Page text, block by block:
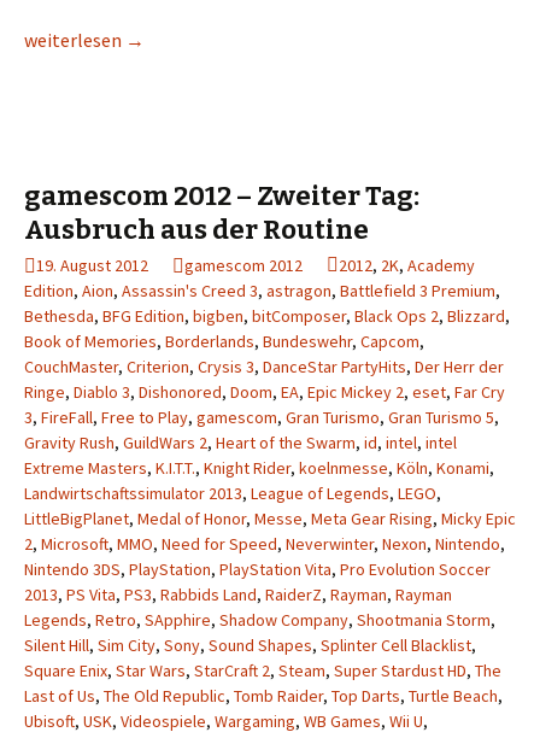
gamescom 2012 – Final Day: RAW UNBLOGGED STUFF Vol. 3
weiterlesen →
gamescom 2012 – Zweiter Tag:
Ausbruch aus der Routine
19. August 2012 gamescom 2012 2012, 2K, Academy
Edition, Aion, Assassin's Creed 3, astragon, Battlefield 3 Premium,
Bethesda, BFG Edition, bigben, bitComposer, Black Ops 2, Blizzard,
Book of Memories, Borderlands, Bundeswehr, Capcom,
CouchMaster, Criterion, Crysis 3, DanceStar PartyHits, Der Herr der
Ringe, Diablo 3, Dishonored, Doom, EA, Epic Mickey 2, eset, Far Cry
3, FireFall, Free to Play, gamescom, Gran Turismo, Gran Turismo 5,
Gravity Rush, GuildWars 2, Heart of the Swarm, id, intel, intel
Extreme Masters, K.I.T.T., Knight Rider, koelnmesse, Köln, Konami,
Landwirtschaftssimulator 2013, League of Legends, LEGO,
LittleBigPlanet, Medal of Honor, Messe, Meta Gear Rising, Micky Epic
2, Microsoft, MMO, Need for Speed, Neverwinter, Nexon, Nintendo,
Nintendo 3DS, PlayStation, PlayStation Vita, Pro Evolution Soccer
2013, PS Vita, PS3, Rabbids Land, RaiderZ, Rayman, Rayman
Legends, Retro, SApphire, Shadow Company, Shootmania Storm,
Silent Hill, Sim City, Sony, Sound Shapes, Splinter Cell Blacklist,
Square Enix, Star Wars, StarCraft 2, Steam, Super Stardust HD, The
Last of Us, The Old Republic, Tomb Raider, Top Darts, Turtle Beach,
Ubisoft, USK, Videospiele, Wargaming, WB Games, Wii U,